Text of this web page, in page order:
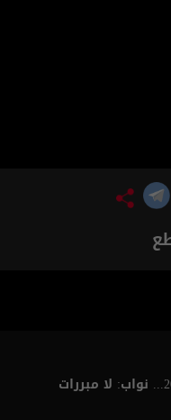
شكاوى ضد تأخر جداول موازنة 2025... نواب: لا مبررات